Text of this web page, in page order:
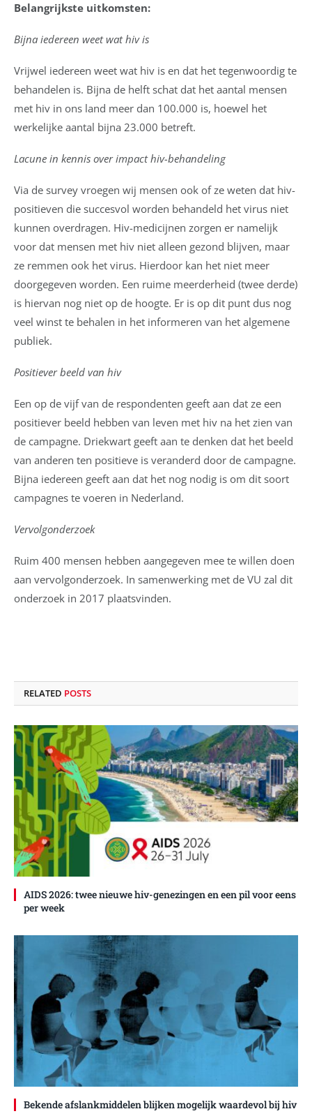
Belangrijkste uitkomsten:
Bijna iedereen weet wat hiv is
Vrijwel iedereen weet wat hiv is en dat het tegenwoordig te
behandelen is. Bijna de helft schat dat het aantal mensen
met hiv in ons land meer dan 100.000 is, hoewel het
werkelijke aantal bijna 23.000 betreft.
Lacune in kennis over impact hiv-behandeling
Via de survey vroegen wij mensen ook of ze weten dat hiv-
positieven die succesvol worden behandeld het virus niet
kunnen overdragen. Hiv-medicijnen zorgen er namelijk
voor dat mensen met hiv niet alleen gezond blijven, maar
ze remmen ook het virus. Hierdoor kan het niet meer
doorgegeven worden. Een ruime meerderheid (twee derde)
is hiervan nog niet op de hoogte. Er is op dit punt dus nog
veel winst te behalen in het informeren van het algemene
publiek.
Positiever beeld van hiv
Een op de vijf van de respondenten geeft aan dat ze een
positiever beeld hebben van leven met hiv na het zien van
de campagne. Driekwart geeft aan te denken dat het beeld
van anderen ten positieve is veranderd door de campagne.
Bijna iedereen geeft aan dat het nog nodig is om dit soort
campagnes te voeren in Nederland.
Vervolgonderzoek
Ruim 400 mensen hebben aangegeven mee te willen doen
aan vervolgonderzoek. In samenwerking met de VU zal dit
onderzoek in 2017 plaatsvinden.
RELATED POSTS
AIDS 2026: twee nieuwe hiv-genezingen en een pil voor eens
per week
Bekende afslankmiddelen blijken mogelijk waardevol bij hiv